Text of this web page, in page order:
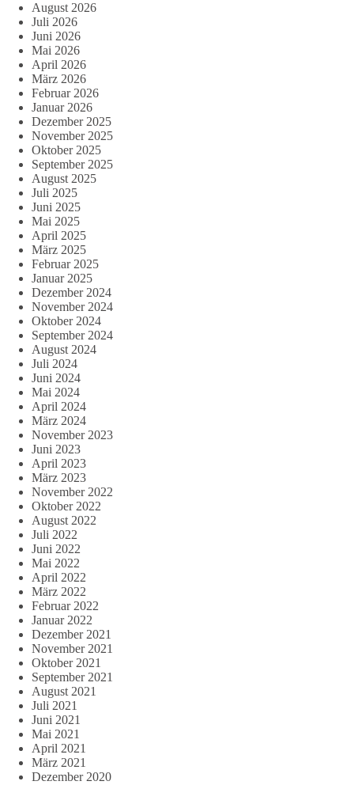
August 2026
Juli 2026
Juni 2026
Mai 2026
April 2026
März 2026
Februar 2026
Januar 2026
Dezember 2025
November 2025
Oktober 2025
September 2025
August 2025
Juli 2025
Juni 2025
Mai 2025
April 2025
März 2025
Februar 2025
Januar 2025
Dezember 2024
November 2024
Oktober 2024
September 2024
August 2024
Juli 2024
Juni 2024
Mai 2024
April 2024
März 2024
November 2023
Juni 2023
April 2023
März 2023
November 2022
Oktober 2022
August 2022
Juli 2022
Juni 2022
Mai 2022
April 2022
März 2022
Februar 2022
Januar 2022
Dezember 2021
November 2021
Oktober 2021
September 2021
August 2021
Juli 2021
Juni 2021
Mai 2021
April 2021
März 2021
Dezember 2020